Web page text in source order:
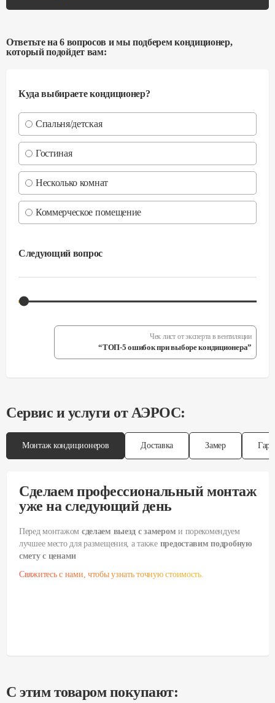
Ответьте на 6 вопросов и мы подберем кондиционер,
который подойдет вам:
Куда выбираете кондиционер?
Спальня/детская
Гостиная
Несколько комнат
Коммерческое помещение
Следующий вопрос
Чек лист от эксперта в вентиляции
“ТОП-5 ошибок при выборе кондиционера”
Сервис и услуги от АЭРОС:
Монтаж кондиционеров Доставка Замер
Сделаем профессиональный монтаж
уже на следующий день
Перед монтажом сделаем выезд с замером и порекомендуем
лучшее место для размещения, а также предоставим подробную
смету с ценами
Свяжитесь с нами, чтобы узнать точную стоимость.
С этим товаром покупают: